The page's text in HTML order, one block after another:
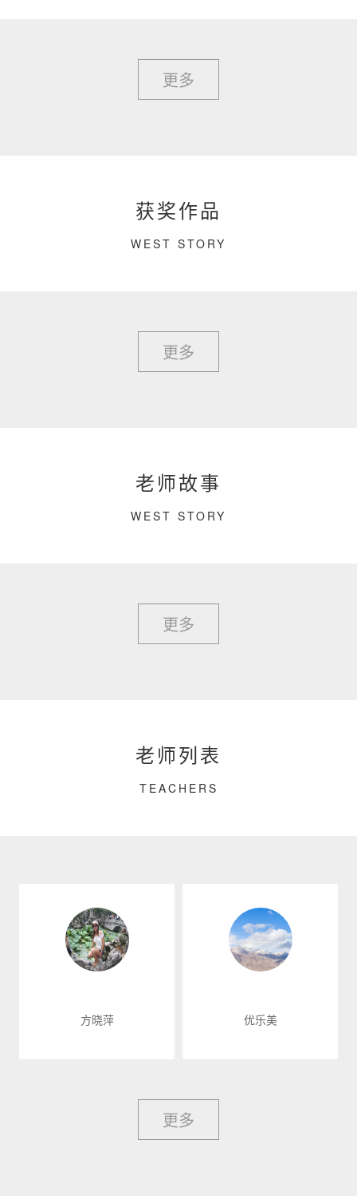
更多
获奖作品
WEST STORY
更多
老师故事
WEST STORY
更多
老师列表
TEACHERS
方晓萍 优乐美
更多